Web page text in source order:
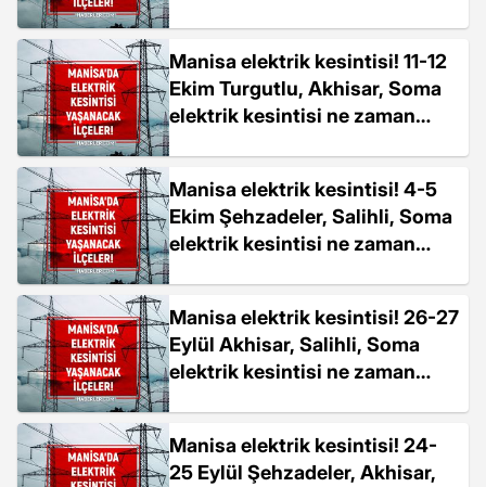
Manisa elektrik kesintisi! 11-12
Ekim Turgutlu, Akhisar, Soma
elektrik kesintisi ne zaman
Manisa elektrik kesintisi! 4-5
Ekim Şehzadeler, Salihli, Soma
elektrik kesintisi ne zaman
Manisa elektrik kesintisi! 26-27
Eylül Akhisar, Salihli, Soma
elektrik kesintisi ne zaman
Manisa elektrik kesintisi! 24-
25 Eylül Şehzadeler, Akhisar,